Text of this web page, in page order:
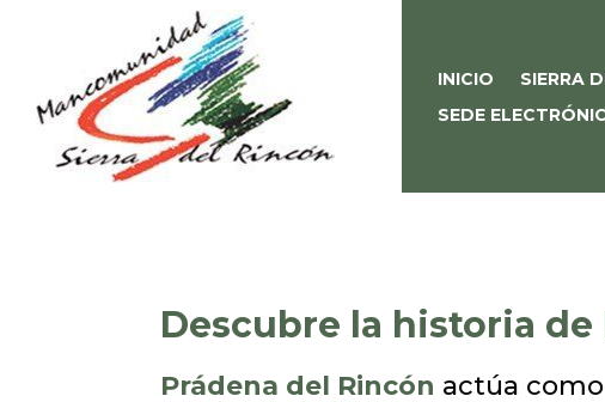
INICIO SIERRA
SEDE
Descubre la historia
Prádena del Rincón actúa como